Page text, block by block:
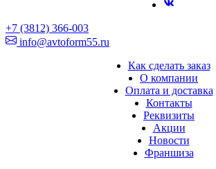
+7 (3812) 366-003
info@avtoform55.ru
Как сделать заказ
О компании
Оплата и доставка
Контакты
Реквизиты
Акции
Новости
Франшиза